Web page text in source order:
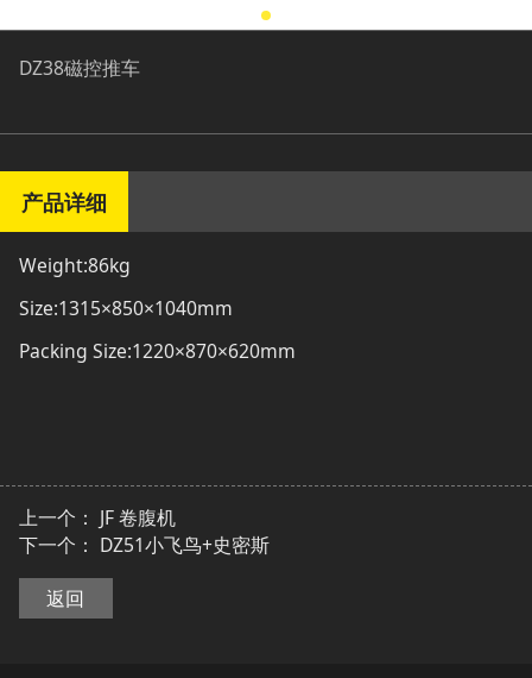
DZ38磁控推车
产品详细
Weight:86kg
Size:1315×850×1040mm
Packing Size:1220×870×620mm
上一个： JF 卷腹机
下一个： DZ51小飞鸟+史密斯
返回